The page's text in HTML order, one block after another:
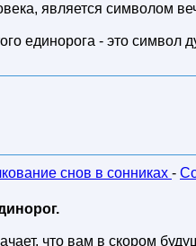
является символом
единорога - это символ
снов в сонниках -
что вам в скором